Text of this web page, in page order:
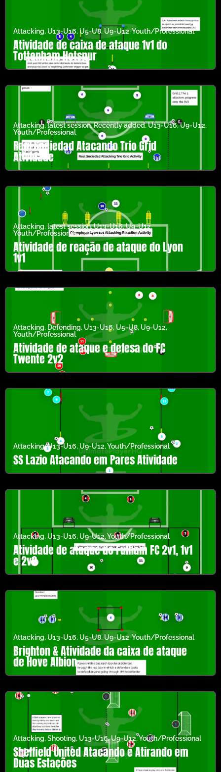
Attacking, U13-U16, U5-U8, U9-U12,Youth/Professional
Atividade de caixa de ataque 1v1 do
Tottenham Hotspur
Attacking,latest session,Recently added,U13-U16,U9-U12,
Youth/Professional
Real Sociedad Atacando Trio Grid
Atividade
Attacking, latest session,U13-U16,U9-U12,
Youth/Professional
Atividade de reação de ataque do Lyon
1v1
Attacking, Defending, U13-U16, U5-U8, U9-U12,
Youth/Professional
Atividade de ataque e defesa do FC
Twente 2v2
Attacking,U13-U16,U9-U12,Youth/Professional
SS Lazio Atacando em Pares Atividade
Attacking, U13-U16, U9-U12,Youth/Professional
Atividade de ataque do Fulham FC 2v1, 1v1
e 2v2
Attacking, U13-U16, U5-U8, U9-U12,Youth/Professional
Brighton & Atividade da caixa de ataque
de Hove Albion
Attacking,Shooting, U13-U16,U9-U12,Youth/Professional
Sheffield United Atacando e Atirando em
Duas Estações